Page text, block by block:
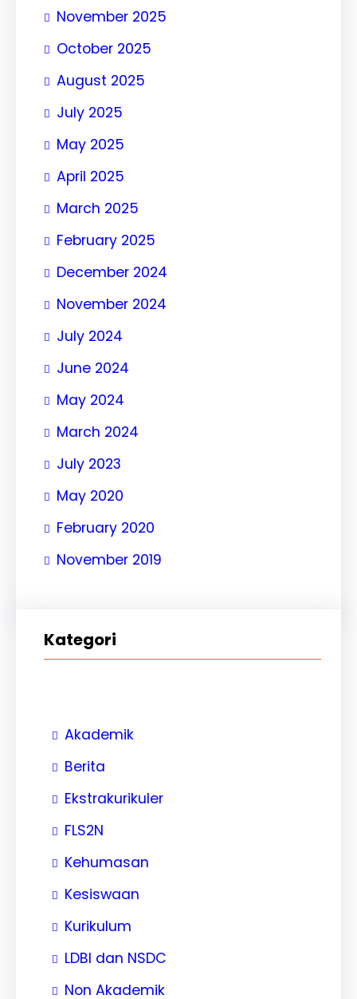
November 2025
October 2025
August 2025
July 2025
May 2025
April 2025
March 2025
February 2025
December 2024
November 2024
July 2024
June 2024
May 2024
March 2024
July 2023
May 2020
February 2020
November 2019
Kategori
Akademik
Berita
Ekstrakurikuler
FLS2N
Kehumasan
Kesiswaan
Kurikulum
LDBI dan NSDC
Non Akademik